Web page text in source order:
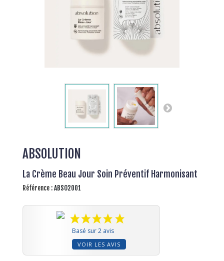
ABSOLUTION
La Crème Beau Jour Soin Préventif Harmonisant
Référence :ABSO2001
Basé sur 2 avis
VOIR LES AVIS